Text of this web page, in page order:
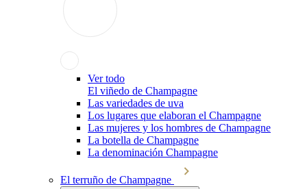
Ver todo
El viñedo de Champagne
Las variedades de uva
Los lugares que elaboran el Champagne
Las mujeres y los hombres de Champagne
La botella de Champagne
La denominación Champagne
El terruño de Champagne